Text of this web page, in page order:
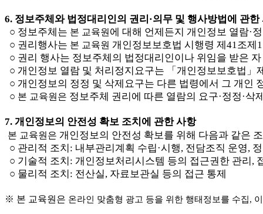
6. 정보주체와 법정대리인의 권리 ·의무 및 행사방법에 관한
○ 정보주체는 본 교육원 에 대해 언제든지 개인정보 열람·
○ 권리행사는 본 교육원 개인정보보호법 시행령 제41 조제 1
○ 권리 행사는 정보주체의 법정대리인이나 위임을 받은
○ 개인정보 열람 및 처리정지요구는 「 개인정보보호법 」
○ 개인정보의 정정 및 삭제요구는 다른 법령에서 그 개인
○ 본 교육원은 정보주체 권리에 따른 열람의 요구·정정 ·삭
7. 개인정보의 안전성 확보 조치에 관한 사항
본 교육원은 개인정보의 안전성 확보를 위해 다음과 같은
○ 관리적 조치 : 내부관리계획 수립 ·시행, 전담조직 운영,
○ 기술적 조치 : 개인정보처리시스템 등의 접근권한 관리 ,
○ 물리적 조치 : 전산실, 자료보관실 등의 접근 통제
※ 본 교육원은 온라인 맞춤형 광고 등을 위한 행태정보를 수집,